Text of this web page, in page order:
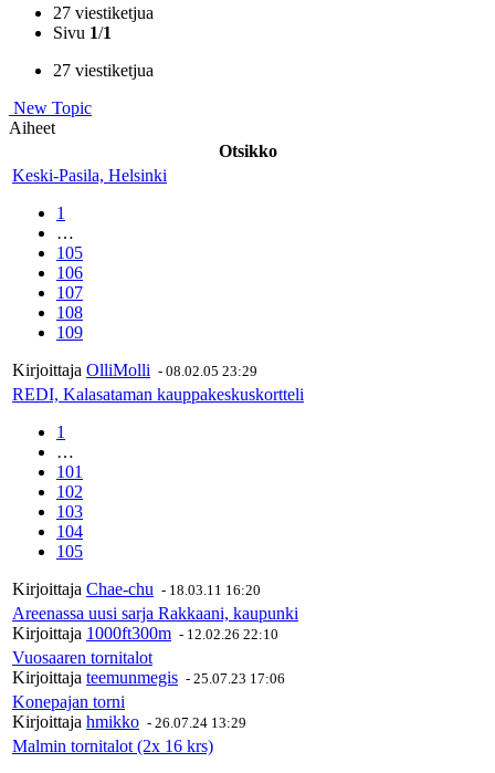
27 viestiketjua
Sivu 1/1
27 viestiketjua
New Topic
Aiheet
Otsikko
Keski-Pasila, Helsinki
1
…
105
106
107
108
109
Kirjoittaja OlliMolli - 08.02.05 23:29
REDI, Kalasataman kauppakeskuskortteli
1
…
101
102
103
104
105
Kirjoittaja Chae-chu - 18.03.11 16:20
Areenassa uusi sarja Rakkaani, kaupunki
Kirjoittaja 1000ft300m - 12.02.26 22:10
Vuosaaren tornitalot
Kirjoittaja teemunmegis - 25.07.23 17:06
Konepajan torni
Kirjoittaja hmikko - 26.07.24 13:29
Malmin tornitalot (2x 16 krs)